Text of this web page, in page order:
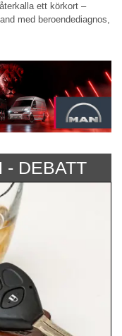
ett körkort –
med beroendediagnos,
- DEBATT